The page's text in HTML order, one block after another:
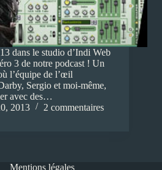
dans le studio d’Indi Web
3 de notre podcast ! Un
l’équipe de l’œil
Sergio et moi-même,
avec des…
2013 2 commentaires
Mentions légales